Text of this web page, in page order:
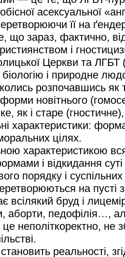
асексуальної
її на
що зараз, фактично,
і
Церкви та ЛГБТ
і природне
розпочавшись як
новітнього
як і старе
характеристики:
цілях.
характеристикою
і відкидання
порядку і
на пусті
всілякий бруд і
аборти, педофілія…,
неполіткоректно, не
реальності,